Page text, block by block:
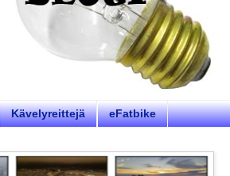
Kävelyreittejä eFatbike